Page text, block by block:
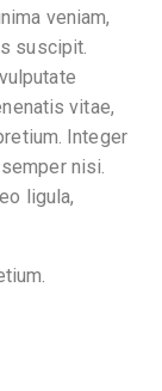
veniam,
suscipit.
vitae,
Integer
nisi.
ligula,